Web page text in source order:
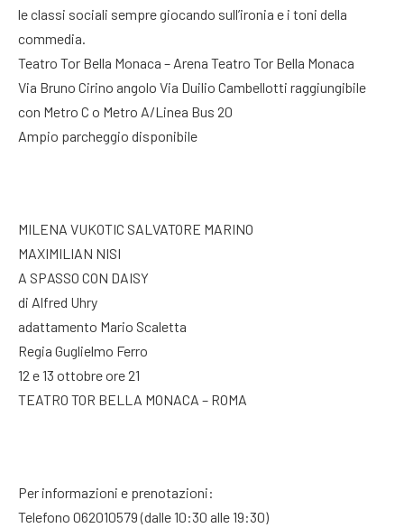
le classi sociali sempre giocando sull’ironia e i toni della
commedia.
Teatro Tor Bella Monaca – Arena Teatro Tor Bella Monaca
Via Bruno Cirino angolo Via Duilio Cambellotti raggiungibile
con Metro C o Metro A/Linea Bus 20
Ampio parcheggio disponibile
MILENA VUKOTIC SALVATORE MARINO
MAXIMILIAN NISI
A SPASSO CON DAISY
di Alfred Uhry
adattamento Mario Scaletta
Regia Guglielmo Ferro
12 e 13 ottobre ore 21
TEATRO TOR BELLA MONACA – ROMA
Per informazioni e prenotazioni:
Telefono 062010579 (dalle 10:30 alle 19:30)